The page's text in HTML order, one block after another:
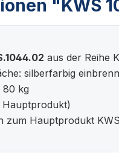
"KWS
aus der Reihe
silberfarbig
80 kg
zum Hauptprodukt